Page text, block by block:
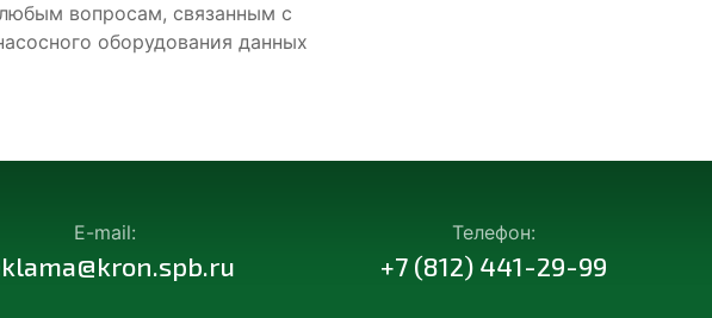
вопросам, связанным с
оборудования данных
E-mail: Телефон:
+7 (812) 441-29-99